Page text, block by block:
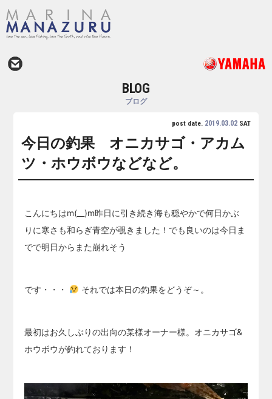
BLOG
ブログ
post date. 2019.03.02SAT
今日の釣果 オニカサゴ・アカム
ツ・ホウボウなどなど。
こんにちはm(__)m昨日に引き続き海も穏やかで何日かぶ
りに寒さも和らぎ青空が覗きました！でも良いのは今日ま
でで明日からまた崩れそう
です・・・ それでは本日の釣果をどうぞ～。
最初はお久しぶりの出向の某様オーナー様。オニカサゴ&
ホウボウが釣れております！